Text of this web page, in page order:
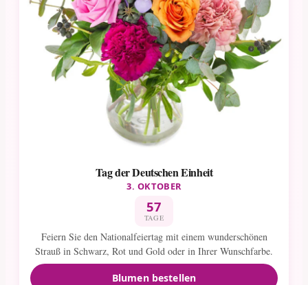
Tag der Deutschen Einheit
3. OKTOBER
57
TAGE
Feiern Sie den Nationalfeiertag mit einem wunderschönen
Strauß in Schwarz, Rot und Gold oder in Ihrer Wunschfarbe.
Blumen bestellen